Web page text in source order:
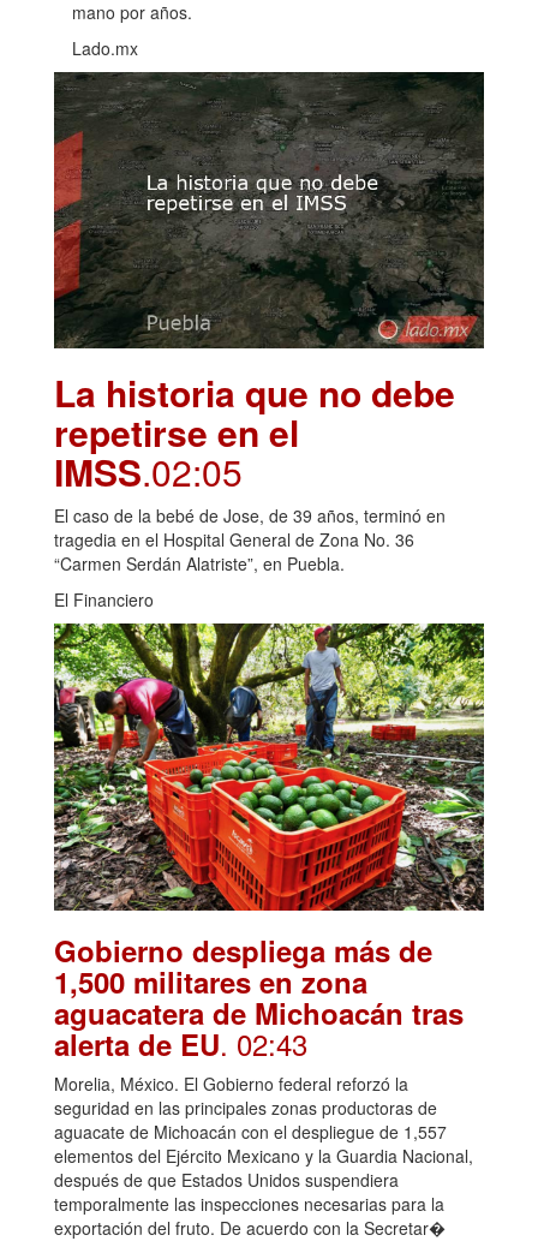
mano por años.
Lado.mx
La historia que no debe
repetirse en el
IMSS.02:05
El caso de la bebé de Jose, de 39 años, terminó en
tragedia en el Hospital General de Zona No. 36
“Carmen Serdán Alatriste”, en Puebla.
El Financiero
Gobierno despliega más de
1,500 militares en zona
aguacatera de Michoacán tras
alerta de EU. 02:43
Morelia, México. El Gobierno federal reforzó la
seguridad en las principales zonas productoras de
aguacate de Michoacán con el despliegue de 1,557
elementos del Ejército Mexicano y la Guardia Nacional,
después de que Estados Unidos suspendiera
temporalmente las inspecciones necesarias para la
exportación del fruto. De acuerdo con la Secretar�